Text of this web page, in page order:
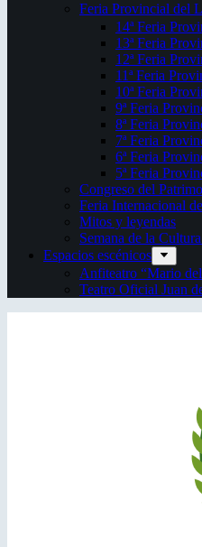
Feria Provincial del
14ª Feria
13ª Feria
12ª Feria
11ª Feria
10ª Feria
9ª Feria
8ª Feria
7ª Feria
6ª Feria
5ª Feria
Congreso del
Feria Internacional
Mitos y leyendas
Semana de la
Espacios escénicos
Anfiteatro “Mario
Teatro Oficial Juan